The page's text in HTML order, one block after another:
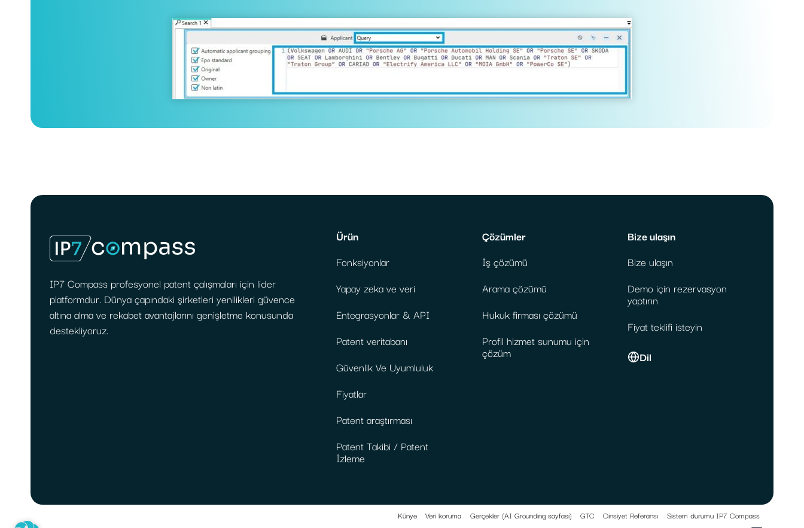
IP7 Compass profesyonel patent çalışmaları için lider
platformdur. Dünya çapındaki şirketleri yenilikleri güvence
altına alma ve rekabet avantajlarını genişletme konusunda
destekliyoruz.
Ürün
Fonksiyonlar
Yapay zeka ve veri
Entegrasyonlar & API
Patent veritabanı
Güvenlik Ve Uyumluluk
Fiyatlar
Patent araştırması
Patent Takibi / Patent
İzleme
Çözümler
İş çözümü
Arama çözümü
Hukuk firması çözümü
Profil hizmet sunumu için
çözüm
Bize ulaşın
Bize ulaşın
Demo için rezervasyon
yaptırın
Fiyat teklifi isteyin
Dil
Künye Veri koruma Gerçekler (AI Grounding sayfası) GTC Cinsiyet Referansı Sistem durumu IP7 Compass